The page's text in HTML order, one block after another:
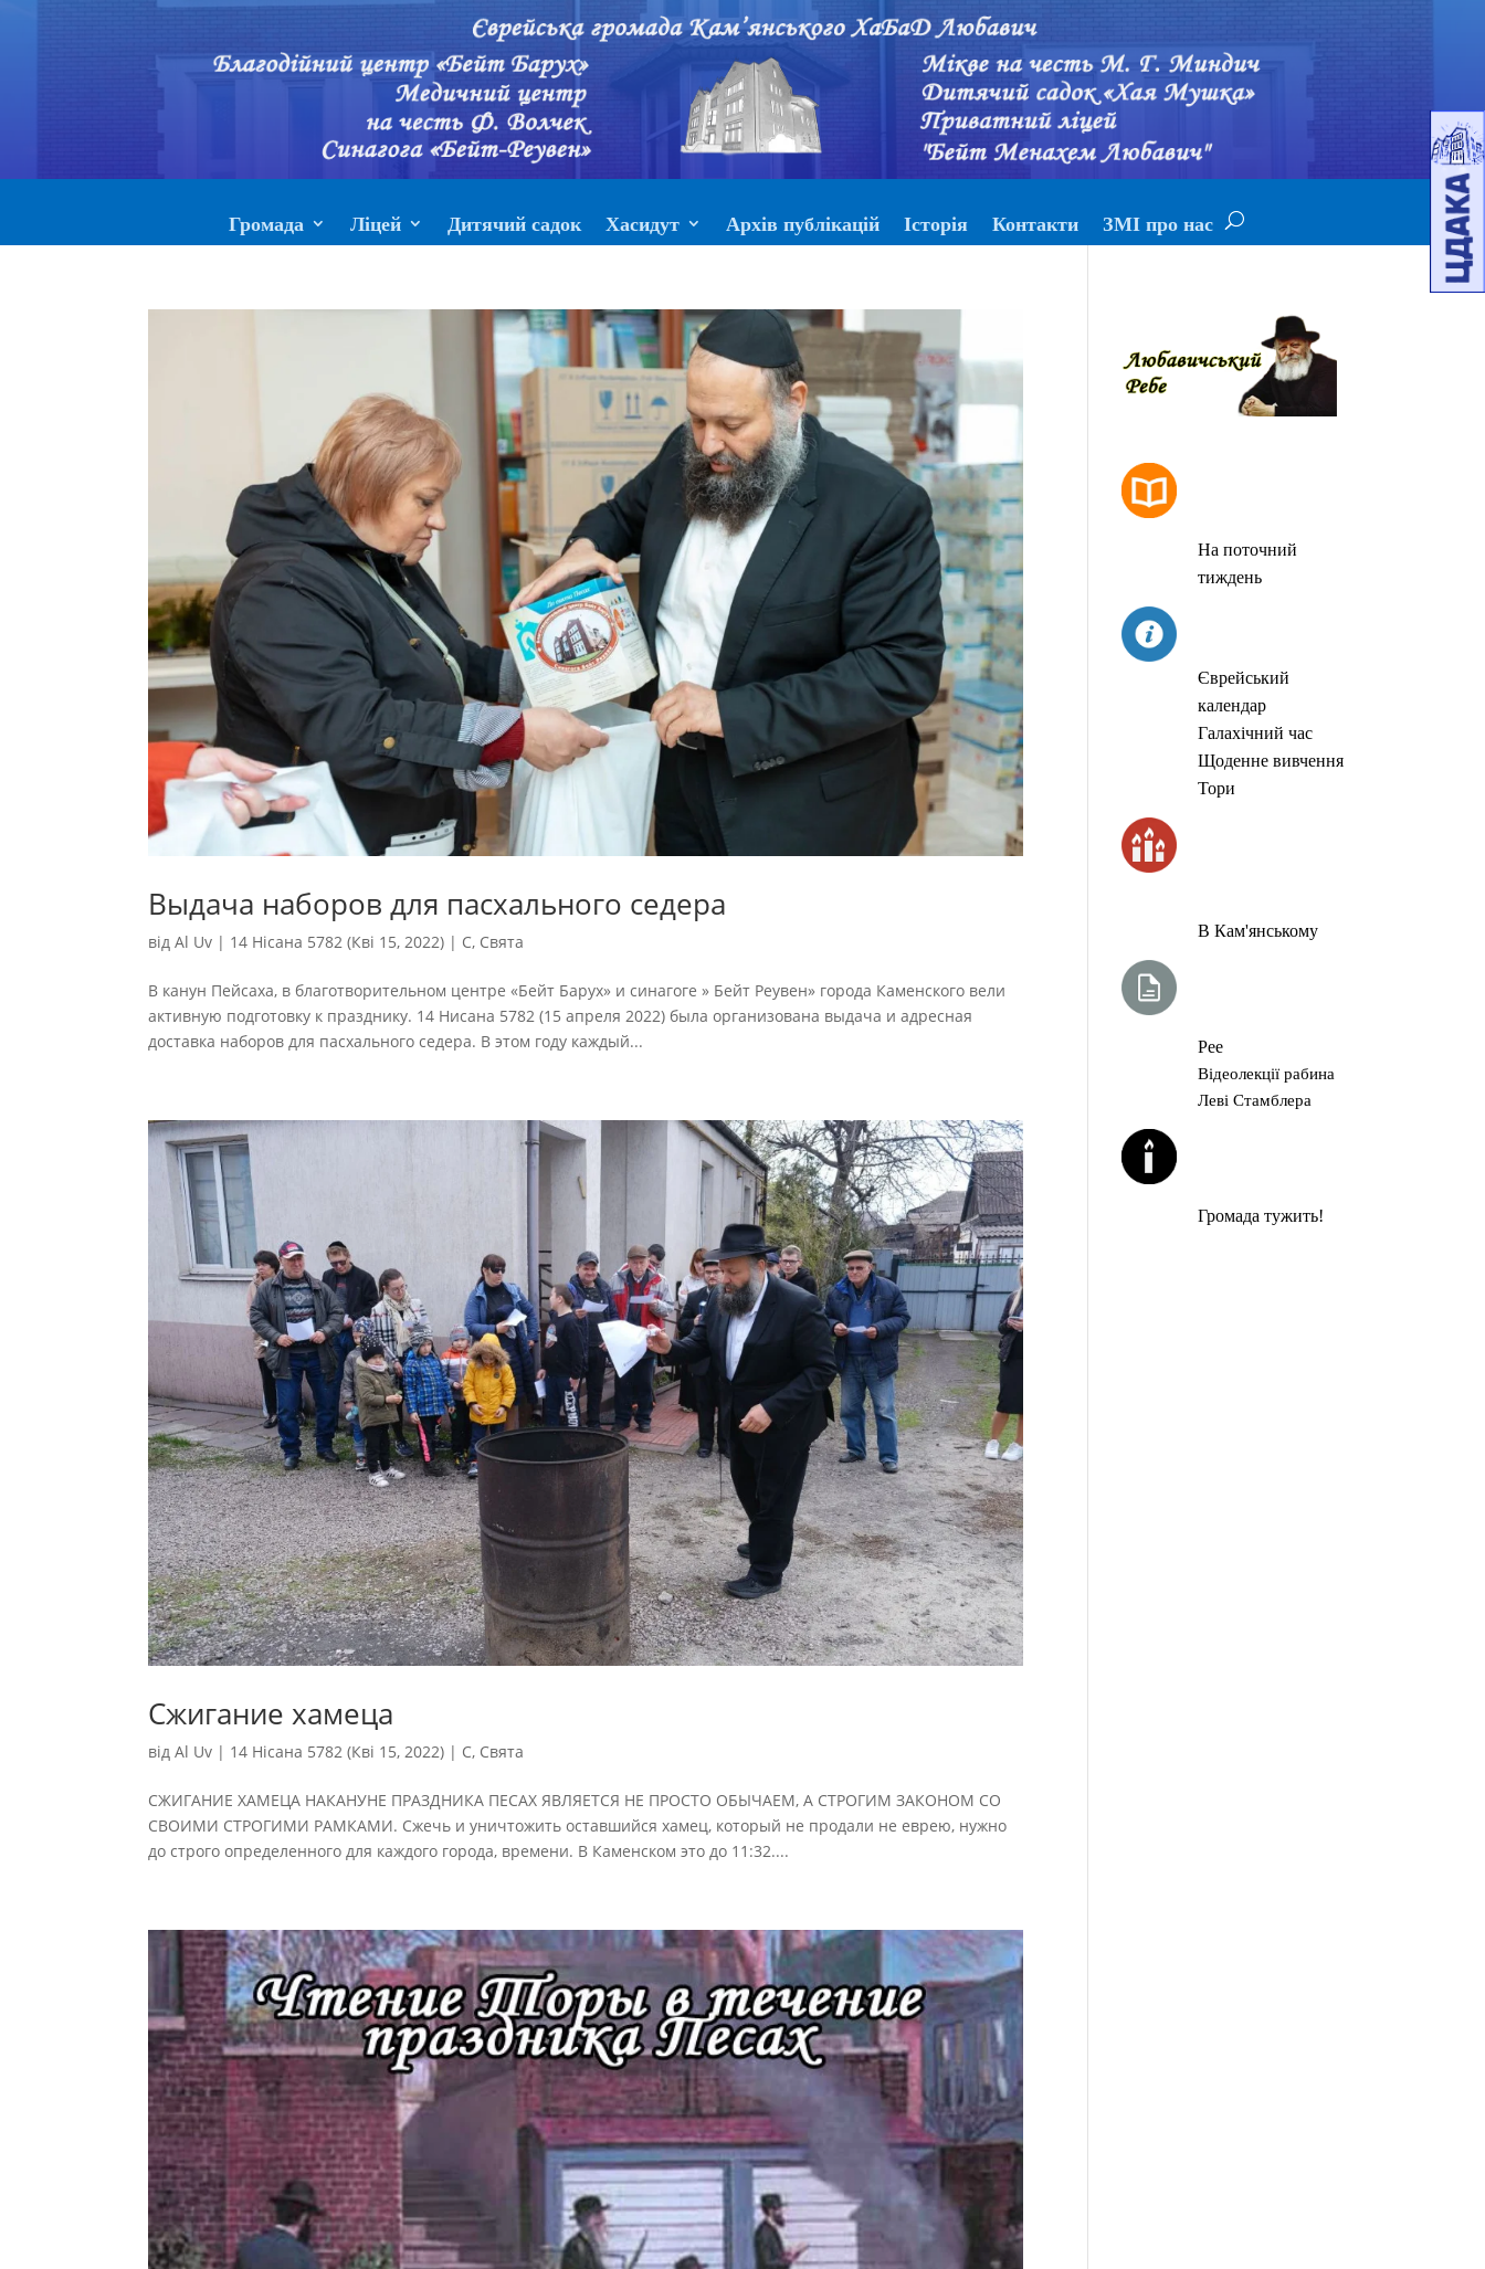
Громада Ліцей Дитячий садок Хасидут Архів публікацій Історія Контакти ЗМІ про нас
Выдача наборов для пасхального седера
відAl Uv | 14 Нісана 5782 (Кві 15, 2022) | С, Свята
В канун Пейсаха, в благотворительном центре «Бейт Барух» и синагоге » Бейт Реувен» города Каменского вели
активную подготовку к празднику. 14 Нисана 5782 (15 апреля 2022) была организована выдача и адресная
доставка наборов для пасхального седера. В этом году каждый...
Сжигание хамеца
відAl Uv | 14 Нісана 5782 (Кві 15, 2022) | С, Свята
СЖИГАНИЕ ХАМЕЦА НАКАНУНЕ ПРАЗДНИКА ПЕСАХ ЯВЛЯЕТСЯ НЕ ПРОСТО ОБЫЧАЕМ, А СТРОГИМ ЗАКОНОМ СО
СВОИМИ СТРОГИМИ РАМКАМИ. Сжечь и уничтожить оставшийся хамец, который не продали не еврею, нужно
до строго определенного для каждого города, времени. В Каменском это до 11:32....
На поточний
тиждень
Єврейський
календар
Галахічний час
Щоденне вивчення
Тори
В Кам'янському
Рее
Відеолекції рабина
Леві Стамблера
Громада тужить!